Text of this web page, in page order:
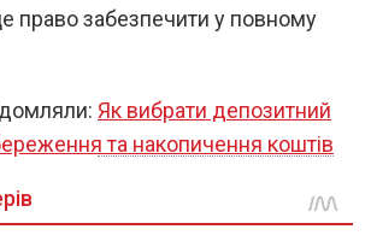
право забезпечити у повному
Як вибрати депозитний
та накопичення коштів